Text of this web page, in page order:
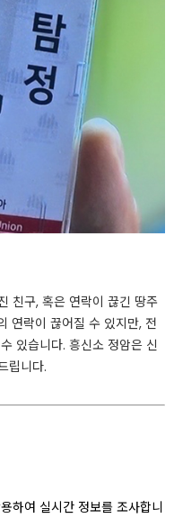
친구, 혹은 연락이 끊긴 땅주
연락이 끊어질 수 있지만, 전
있습니다. 흥신소 정암은 신
립니다.
하여 실시간 정보를 조사합니